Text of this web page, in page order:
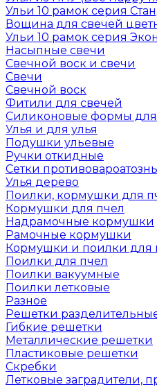
Ульи 10 рамок серия
Вощина для свечей
Ульи 10 рамок серия
Насыпные свечи
Свечной воск и свечи
Свечи
Свечной воск
Фитили для свечей
Силиконовые формы для
Улья и для улья
Подушки ульевые
Ручки откидные
Сетки
Улья дерево
Поилки, кормушки для
Кормушки для пчел
Надрамочные кормушки
Рамочные кормушки
Кормушки и поилки для
Поилки для пчел
Поилки вакуумные
Поилки летковые
Разное
Решетки
Гибкие решетки
Металлические решетки
Пластиковые решетки
Скребки
Летковые заградители,